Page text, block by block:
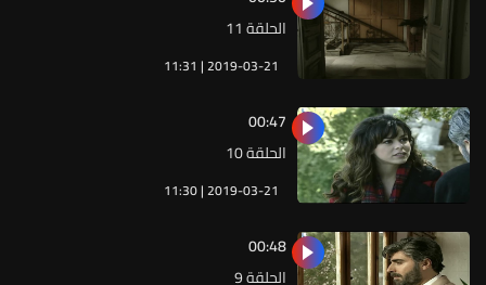
11:31 | 2019-03-21
الحلقة 11
11:30 | 2019-03-21
الحلقة 10
00:47
الحلقة 9
00:48